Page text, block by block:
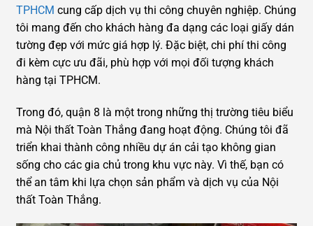
TPHCM cung cấp dịch vụ thi công chuyên nghiệp. Chúng
tôi mang đến cho khách hàng đa dạng các loại giấy dán
tường đẹp với mức giá hợp lý. Đặc biệt, chi phí thi công
đi kèm cực ưu đãi, phù hợp với mọi đối tượng khách
hàng tại TPHCM.
Trong đó, quận 8 là một trong những thị trường tiêu biểu
mà Nội thất Toàn Thắng đang hoạt động. Chúng tôi đã
triển khai thành công nhiều dự án cải tạo không gian
sống cho các gia chủ trong khu vực này. Vì thế, bạn có
thể an tâm khi lựa chọn sản phẩm và dịch vụ của Nội
thất Toàn Thắng.